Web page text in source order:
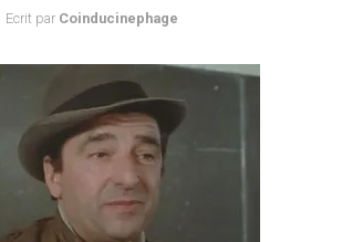
Ecrit par Coinducinephage